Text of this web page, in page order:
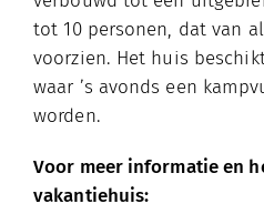
tot 10 personen, dat van
voorzien. Het huis
waar ’s avonds een
worden.
Voor meer informatie en
vakantiehuis: